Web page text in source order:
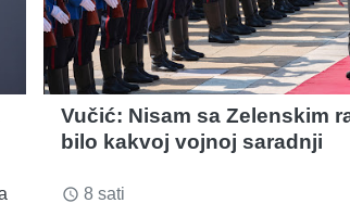
Vučić: Nisam sa Zelenskim
bilo kakvoj vojnoj saradnji
access_time 8 sati